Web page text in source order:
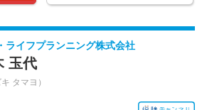
ライフプランニング株式会社
玉代
キ タマヨ）